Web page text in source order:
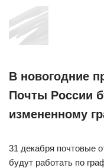
В новогодние
Почты России
измененному
31 декабря почтовые
будут работать по